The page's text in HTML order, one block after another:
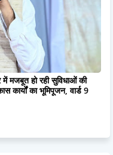
में मजबूत हो रही सुविधाओं की
कार्यों का भूमिपूजन, वार्ड 9